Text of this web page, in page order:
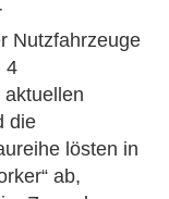
Nutzfahrzeuge
4
die
lösten in
ab,